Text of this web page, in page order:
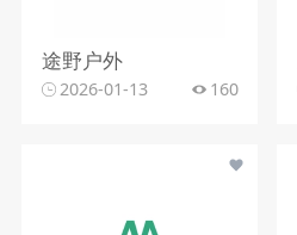
途野户外
2026-01-13 160